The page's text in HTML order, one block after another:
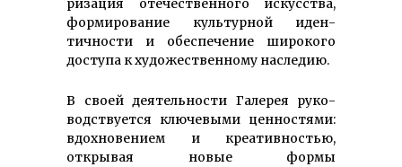
риза­ция оте­че­ствен­ного искусства,
фор­миро­ва­ние куль­тур­ной иден­
тичности и обес­печение широ­кого
доступа к ху­доже­ст­­вен­­ному наследию.
В своей деятельности Га­лерея руко­
вод­­ст­вует­­ся клю­чевыми цен­ностями:
вдох­но­вением и креатив­ностью,
открывая новые формы